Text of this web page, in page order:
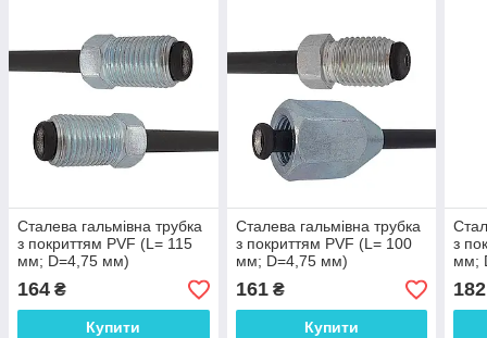
Сталева гальмівна трубка
з покриттям PVF (L= 115
мм; D=4,75 мм)
універсальна з
наконечниками 116/116 -
WP951PVF
164 ₴
Купити
Сталева гальмівна трубка
з покриттям PVF (L= 100
мм; D=4,75 мм)
універсальна з
наконечниками 115/110х -
WP1887PVF
161₴
Купити
з
мм;
182